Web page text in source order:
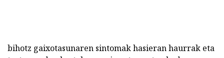
bihotz gaixotasunaren sintomak hasieran haurrak eta